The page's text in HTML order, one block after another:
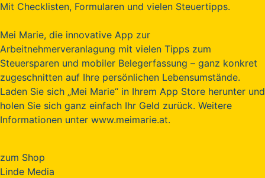
Mit Checklisten, Formularen und vielen Steuertipps.
Mei Marie, die innovative App zur
Arbeitnehmerveranlagung mit vielen Tipps zum
Steuersparen und mobiler Belegerfassung – ganz konkret
zugeschnitten auf Ihre persönlichen Lebensumstände.
Laden Sie sich „Mei Marie“ in Ihrem App Store herunter und
holen Sie sich ganz einfach Ihr Geld zurück. Weitere
Informationen unter www.meimarie.at.
zum Shop
Linde Media